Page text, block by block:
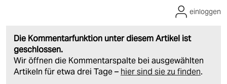
Die Kommentarfunktion unter diesem Artikel ist
geschlossen.
Wir öffnen die Kommentarspalte bei ausgewählten
Artikeln für etwa drei Tage – hier sind sie zu finden.
einloggen